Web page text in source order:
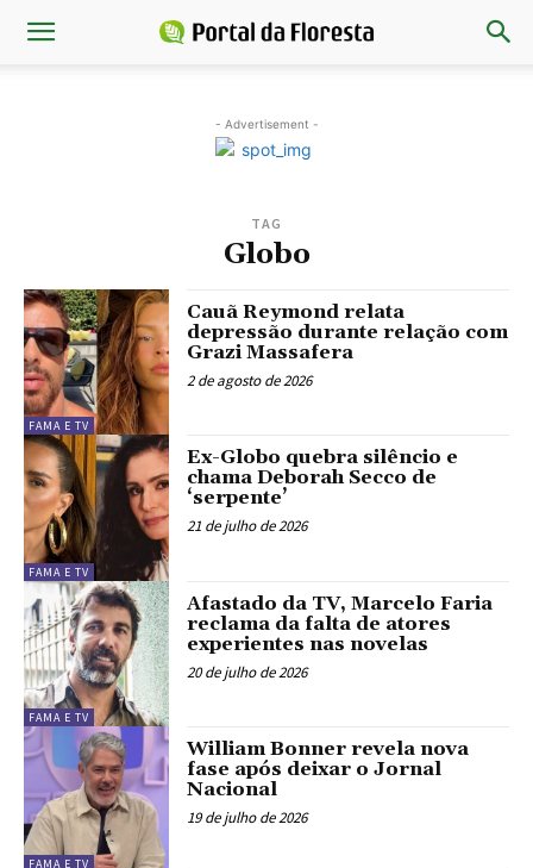
- Advertisement -
TAG
Globo
FAMA E TV
Cauã Reymond relata
depressão durante relação com
Grazi Massafera
2 de agosto de 2026
FAMA E TV
Ex-Globo quebra silêncio e
chama Deborah Secco de
‘serpente’
21 de julho de 2026
FAMA E TV
Afastado da TV, Marcelo Faria
reclama da falta de atores
experientes nas novelas
20 de julho de 2026
FAMA E TV
William Bonner revela nova
fase após deixar o Jornal
Nacional
19 de julho de 2026